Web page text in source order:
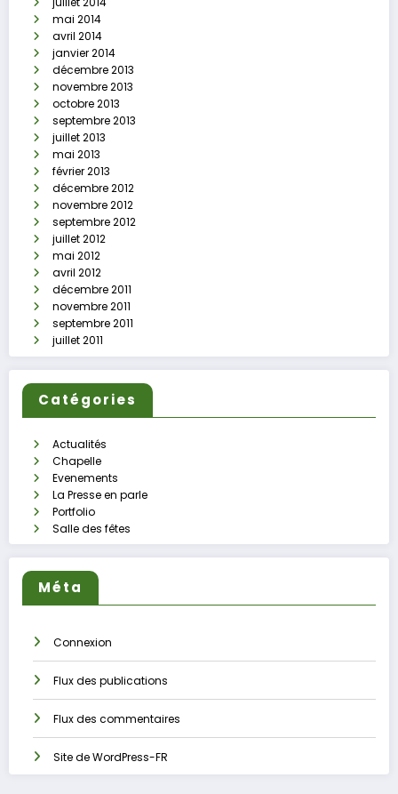
mai 2014
avril 2014
janvier 2014
décembre 2013
novembre 2013
octobre 2013
septembre 2013
juillet 2013
mai 2013
février 2013
décembre 2012
novembre 2012
septembre 2012
juillet 2012
mai 2012
avril 2012
décembre 2011
novembre 2011
septembre 2011
juillet 2011
Catégories
Actualités
Chapelle
Evenements
La Presse en parle
Portfolio
Salle des fêtes
Méta
Connexion
Flux des publications
Flux des commentaires
Site de WordPress-FR